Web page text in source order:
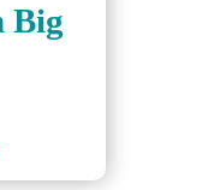
Big